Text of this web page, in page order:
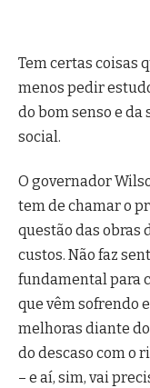
Tem certas coisas
menos pedir
do bom senso e
social.
O governador
tem de chamar o
questão das obras
custos. Não faz
fundamental para
que vêm sofrendo
melhoras diante
do descaso com o
– e aí, sim, vai